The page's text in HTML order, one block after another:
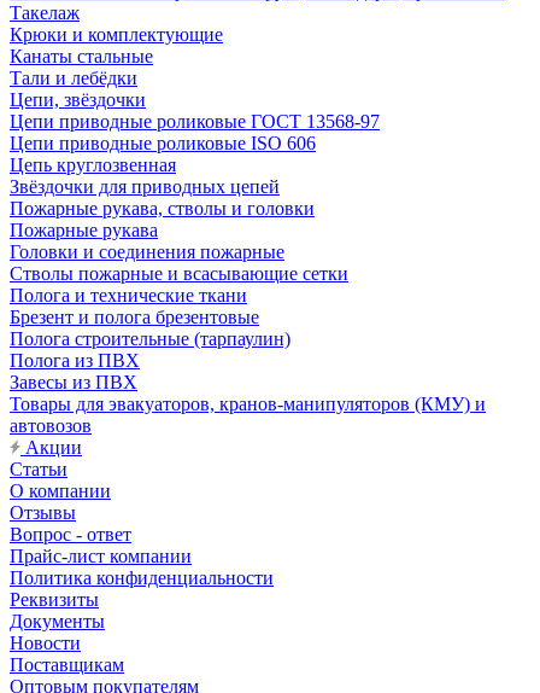
Такелаж
Крюки и комплектующие
Канаты стальные
Тали и лебёдки
Цепи, звёздочки
Цепи приводные роликовые ГОСТ 13568-97
Цепи приводные роликовые ISO 606
Цепь круглозвенная
Звёздочки для приводных цепей
Пожарные рукава, стволы и головки
Пожарные рукава
Головки и соединения пожарные
Стволы пожарные и всасывающие сетки
Полога и технические ткани
Брезент и полога брезентовые
Полога строительные (тарпаулин)
Полога из ПВХ
Завесы из ПВХ
Товары для эвакуаторов, кранов-манипуляторов (КМУ) и
автовозов
Акции
Статьи
О компании
Отзывы
Вопрос - ответ
Прайс-лист компании
Политика конфиденциальности
Реквизиты
Документы
Новости
Поставщикам
Оптовым покупателям